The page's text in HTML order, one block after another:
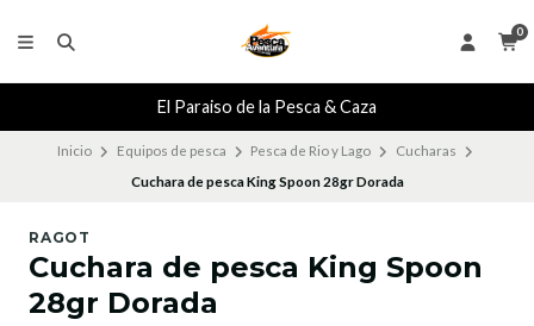
0
El Paraiso de la Pesca & Caza
Inicio Equipos de pesca Pesca de Rio y Lago
Cucharas
Cuchara de pesca King Spoon 28gr Dorada
RAGOT
Cuchara de pesca King Spoon
28gr Dorada